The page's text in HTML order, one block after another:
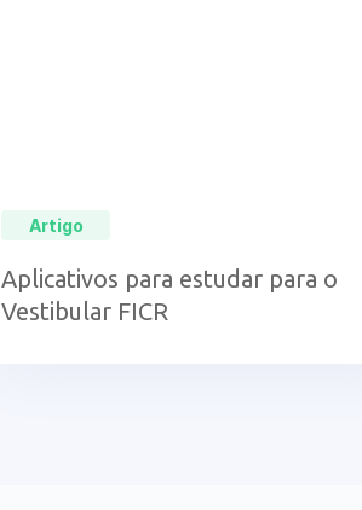
Artigo
Aplicativos para estudar para o
Vestibular FICR